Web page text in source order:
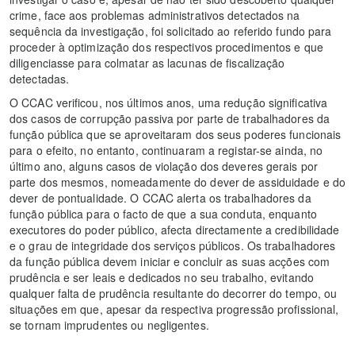
crime, face aos problemas administrativos detectados na
sequência da investigação, foi solicitado ao referido fundo para
proceder à optimização dos respectivos procedimentos e que
diligenciasse para colmatar as lacunas de fiscalização
detectadas.
O CCAC verificou, nos últimos anos, uma redução significativa
dos casos de corrupção passiva por parte de trabalhadores da
função pública que se aproveitaram dos seus poderes funcionais
para o efeito, no entanto, continuaram a registar-se ainda, no
último ano, alguns casos de violação dos deveres gerais por
parte dos mesmos, nomeadamente do dever de assiduidade e do
dever de pontualidade. O CCAC alerta os trabalhadores da
função pública para o facto de que a sua conduta, enquanto
executores do poder público, afecta directamente a credibilidade
e o grau de integridade dos serviços públicos. Os trabalhadores
da função pública devem iniciar e concluir as suas acções com
prudência e ser leais e dedicados no seu trabalho, evitando
qualquer falta de prudência resultante do decorrer do tempo, ou
situações em que, apesar da respectiva progressão profissional,
se tornam imprudentes ou negligentes.